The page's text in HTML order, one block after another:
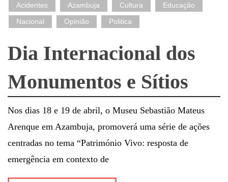
Acidentes Azambuja Cultura
Educação
Nacional
Opinião Politica
Dia Internacional dos
Monumentos e Sítios
Nos dias 18 e 19 de abril, o Museu Sebastião Mateus
Arenque em Azambuja, promoverá uma série de ações
centradas no tema “Património Vivo: resposta de
emergência em contexto de